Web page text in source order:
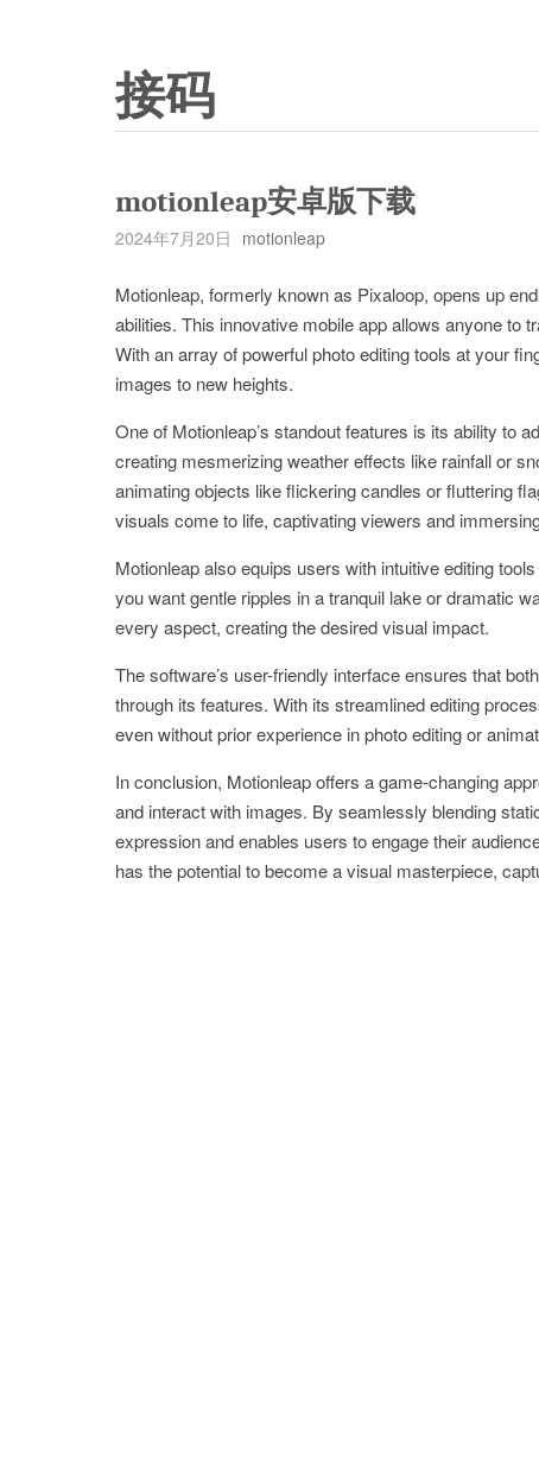
接码
motionleap安卓版下载
2024年7月20日 motionleap
Motionleap, formerly known as Pixaloop, opens up
abilities. This innovative mobile app allows anyone to
With an array of powerful photo editing tools at your
images to new heights.
One of Motionleap’s standout features is its ability to
creating mesmerizing weather effects like rainfall or
animating objects like flickering candles or fluttering
visuals come to life, captivating viewers and
Motionleap also equips users with intuitive editing
you want gentle ripples in a tranquil lake or dramatic
every aspect, creating the desired visual impact.
The software’s user-friendly interface ensures that
through its features. With its streamlined editing
even without prior experience in photo editing or
In conclusion, Motionleap offers a game-changing
and interact with images. By seamlessly blending
expression and enables users to engage their
has the potential to become a visual masterpiece,